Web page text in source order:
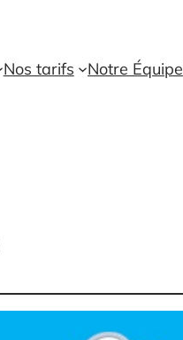
Nos tarifs Notre Équipe